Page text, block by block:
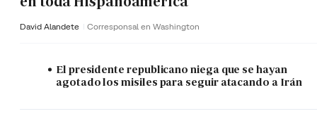
David Alandete Corresponsal en Washington
El presidente republicano niega que se hayan
agotado los misiles para seguir atacando a Irán